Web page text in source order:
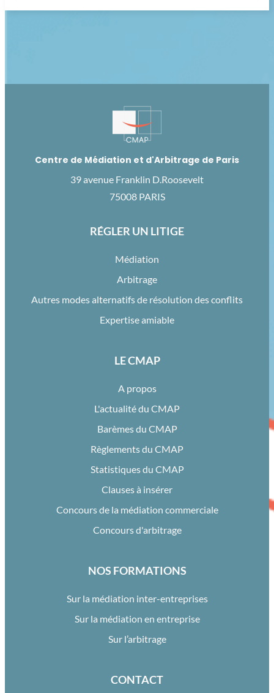
Centre de Médiation et d'Arbitrage de Paris
39 avenue Franklin D.Roosevelt
75008 PARIS
RÉGLER UN LITIGE
Médiation
Arbitrage
Autres modes alternatifs de résolution des conflits
Expertise amiable
LE CMAP
A propos
L'actualité du CMAP
Barèmes du CMAP
Règlements du CMAP
Statistiques du CMAP
Clauses à insérer
Concours de la médiation commerciale
Concours d'arbitrage
NOS FORMATIONS
Sur la médiation inter-entreprises
Sur la médiation en entreprise
Sur l’arbitrage
CONTACT